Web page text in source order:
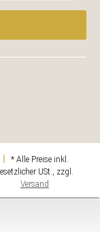
* Alle Preise inkl.
USt., zzgl.
Versand